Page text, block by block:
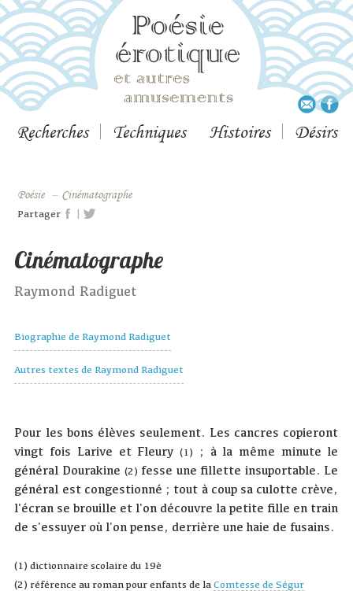
Recherches Techniques Histoires Désirs
Poésie – Cinématographe
Partager |
Cinématographe
Raymond Radiguet
Biographie de Raymond Radiguet
Autres textes de Raymond Radiguet
Pour les bons élèves seulement. Les cancres copieront
vingt fois Larive et Fleury(1)
; à la même minute le
général Dourakine (2) fesse une fillette insuportable. Le
général est congestionné ; tout à coup sa culotte crève,
l'écran se brouille et l'on découvre la petite fille en train
de s'essuyer où l'on pense, derrière une haie de fusains.
(1) dictionnaire scolaire du 19è
(2) référence au roman pour enfants de laComtesse de Ségur